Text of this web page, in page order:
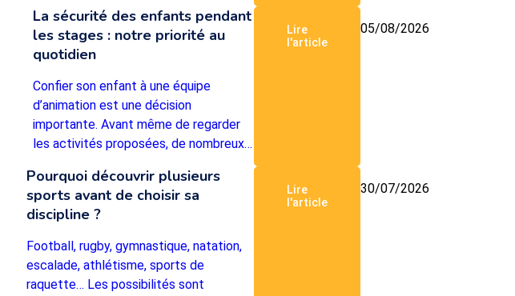
La sécurité des enfants pendant
les stages : notre priorité au
quotidien
Confier son enfant à une équipe
d’animation est une décision
importante. Avant même de regarder
les activités proposées, de nombreux…
Lire
l'article
05/08/2026
Pourquoi découvrir plusieurs
sports avant de choisir sa
discipline ?
Football, rugby, gymnastique, natation,
escalade, athlétisme, sports de
raquette… Les possibilités sont
Lire
l'article
30/07/2026